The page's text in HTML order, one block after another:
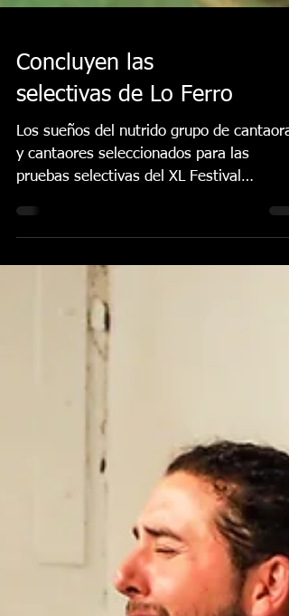
Concluyen las
selectivas de Lo Ferro
Los sueños del nutrido grupo de
y cantaores seleccionados para las
pruebas selectivas del XL Festival
Internacional de Cante...